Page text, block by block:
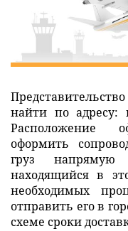
найти по адресу:
Расположение
оформить
груз напрямую
находящийся в
необходимых
отправить его в
схеме сроки